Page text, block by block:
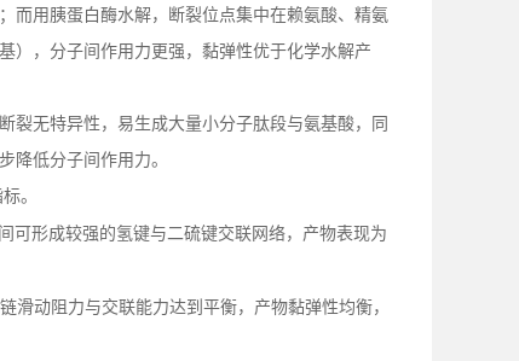
而用胰蛋白酶水解，断裂位点集中在赖氨酸、精氨
），分子间作用力更强，黏弹性优于化学水解产
裂无特异性，易生成大量小分子肽段与氨基酸，同
降低分子间作用力。
。
可形成较强的氢键与二硫键交联网络，产物表现为
滑动阻力与交联能力达到平衡，产物黏弹性均衡，